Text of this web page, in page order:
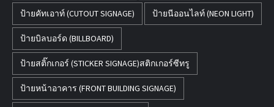
ป้ายคัทเอาท์ (CUTOUT SIGNAGE) ป้ายนีออนไลท์ (NEON LIGHT)
ป้ายบิลบอร์ด (BILLBOARD)
ป้ายสติ๊กเกอร์ (STICKER SIGNAGE)สติกเกอร์ซีทรู
ป้ายหน้าอาคาร (FRONT BUILDING SIGNAGE)